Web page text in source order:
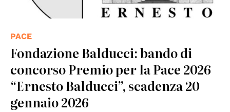
PACE
Fondazione Balducci: bando di
concorso Premio per la Pace 2026
“Ernesto Balducci”, scadenza 20
gennaio 2026